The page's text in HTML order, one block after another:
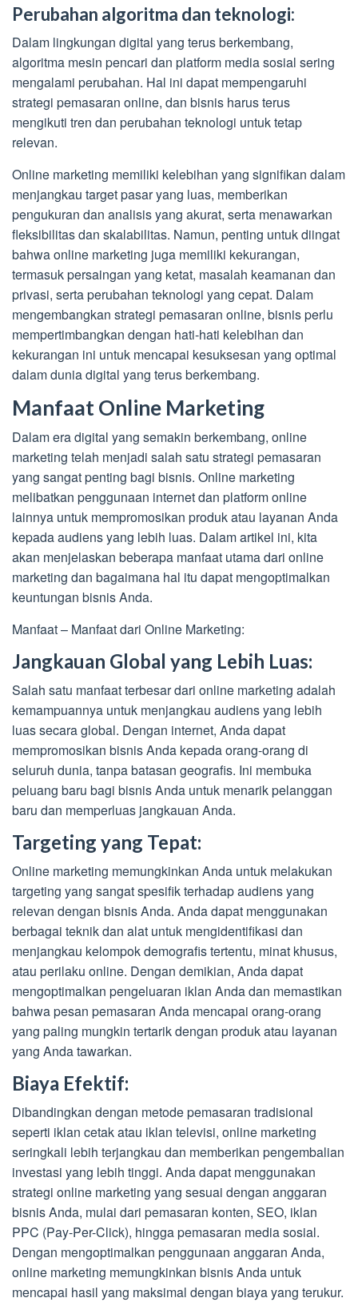
Perubahan algoritma dan teknologi:
Dalam lingkungan digital yang terus berkembang,
algoritma mesin pencari dan platform media sosial sering
mengalami perubahan. Hal ini dapat mempengaruhi
strategi pemasaran online, dan bisnis harus terus
mengikuti tren dan perubahan teknologi untuk tetap
relevan.
Online marketing memiliki kelebihan yang signifikan dalam
menjangkau target pasar yang luas, memberikan
pengukuran dan analisis yang akurat, serta menawarkan
fleksibilitas dan skalabilitas. Namun, penting untuk diingat
bahwa online marketing juga memiliki kekurangan,
termasuk persaingan yang ketat, masalah keamanan dan
privasi, serta perubahan teknologi yang cepat. Dalam
mengembangkan strategi pemasaran online, bisnis perlu
mempertimbangkan dengan hati-hati kelebihan dan
kekurangan ini untuk mencapai kesuksesan yang optimal
dalam dunia digital yang terus berkembang.
Manfaat Online Marketing
Dalam era digital yang semakin berkembang, online
marketing telah menjadi salah satu strategi pemasaran
yang sangat penting bagi bisnis. Online marketing
melibatkan penggunaan internet dan platform online
lainnya untuk mempromosikan produk atau layanan Anda
kepada audiens yang lebih luas. Dalam artikel ini, kita
akan menjelaskan beberapa manfaat utama dari online
marketing dan bagaimana hal itu dapat mengoptimalkan
keuntungan bisnis Anda.
Manfaat – Manfaat dari Online Marketing:
Jangkauan Global yang Lebih Luas:
Salah satu manfaat terbesar dari online marketing adalah
kemampuannya untuk menjangkau audiens yang lebih
luas secara global. Dengan internet, Anda dapat
mempromosikan bisnis Anda kepada orang-orang di
seluruh dunia, tanpa batasan geografis. Ini membuka
peluang baru bagi bisnis Anda untuk menarik pelanggan
baru dan memperluas jangkauan Anda.
Targeting yang Tepat:
Online marketing memungkinkan Anda untuk melakukan
targeting yang sangat spesifik terhadap audiens yang
relevan dengan bisnis Anda. Anda dapat menggunakan
berbagai teknik dan alat untuk mengidentifikasi dan
menjangkau kelompok demografis tertentu, minat khusus,
atau perilaku online. Dengan demikian, Anda dapat
mengoptimalkan pengeluaran iklan Anda dan memastikan
bahwa pesan pemasaran Anda mencapai orang-orang
yang paling mungkin tertarik dengan produk atau layanan
yang Anda tawarkan.
Biaya Efektif:
Dibandingkan dengan metode pemasaran tradisional
seperti iklan cetak atau iklan televisi, online marketing
seringkali lebih terjangkau dan memberikan pengembalian
investasi yang lebih tinggi. Anda dapat menggunakan
strategi online marketing yang sesuai dengan anggaran
bisnis Anda, mulai dari pemasaran konten, SEO, iklan
PPC (Pay-Per-Click), hingga pemasaran media sosial.
Dengan mengoptimalkan penggunaan anggaran Anda,
online marketing memungkinkan bisnis Anda untuk
mencapai hasil yang maksimal dengan biaya yang terukur.